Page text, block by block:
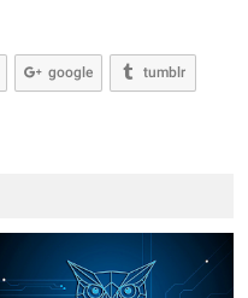
google tumblr